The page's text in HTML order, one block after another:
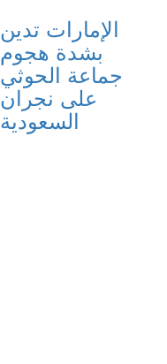
الإمارات تدين
بشدة هجوم
جماعة الحوثي
على نجران
السعودية